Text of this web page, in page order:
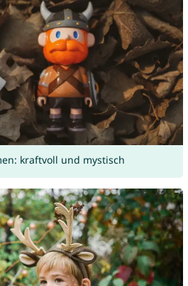
kraftvoll und mystisch